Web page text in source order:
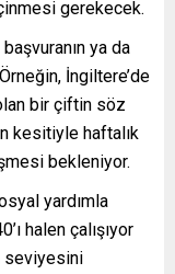
gerekecek.
ya da
İngiltere’de
bir çiftin söz
kesitiyle haftalık
bekleniyor.
yardımla
halen çalışıyor
seviyesini